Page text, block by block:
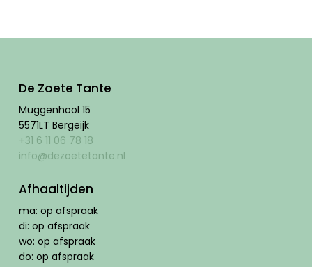
De Zoete Tante
Muggenhool 15
5571LT Bergeijk
+31 6 11 06 78 18
info@dezoetetante.nl
Afhaaltijden
ma: op afspraak
di: op afspraak
wo: op afspraak
do: op afspraak